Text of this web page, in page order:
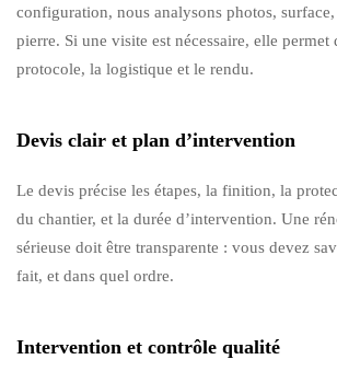
configuration, nous analysons photos, surface,
pierre. Si une visite est nécessaire, elle permet
protocole, la logistique et le rendu.
Devis clair et plan d’intervention
Le devis précise les étapes, la finition, la
du chantier, et la durée d’intervention. Une
sérieuse doit être transparente : vous devez
fait, et dans quel ordre.
Intervention et contrôle qualité